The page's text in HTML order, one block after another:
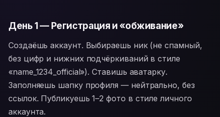
День 1 — Регистрация и «обживание»
Создаёшь аккаунт. Выбираешь ник (не спамный,
без цифр и нижних подчёркиваний в стиле
«name_1234_official»). Ставишь аватарку.
Заполняешь шапку профиля — нейтрально, без
ссылок. Публикуешь 1–2 фото в стиле личного
аккаунта.